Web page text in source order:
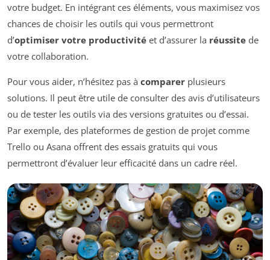
votre budget. En intégrant ces éléments, vous maximisez vos
chances de choisir les outils qui vous permettront
d’optimiser votre productivité et d’assurer la réussite de
votre collaboration.
Pour vous aider, n’hésitez pas à comparer plusieurs
solutions. Il peut être utile de consulter des avis d’utilisateurs
ou de tester les outils via des versions gratuites ou d’essai.
Par exemple, des plateformes de gestion de projet comme
Trello ou Asana offrent des essais gratuits qui vous
permettront d’évaluer leur efficacité dans un cadre réel.